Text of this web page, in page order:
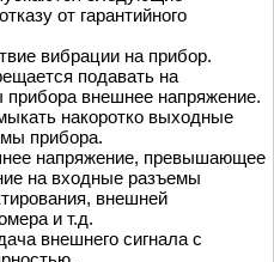
от гарантийного
вибрации на прибор.
подавать на
внешнее напряжение.
накоротко выходные
прибора.
напряжение, превышающее
на входные разъемы
внешней
и т.д.
внешнего сигнала с